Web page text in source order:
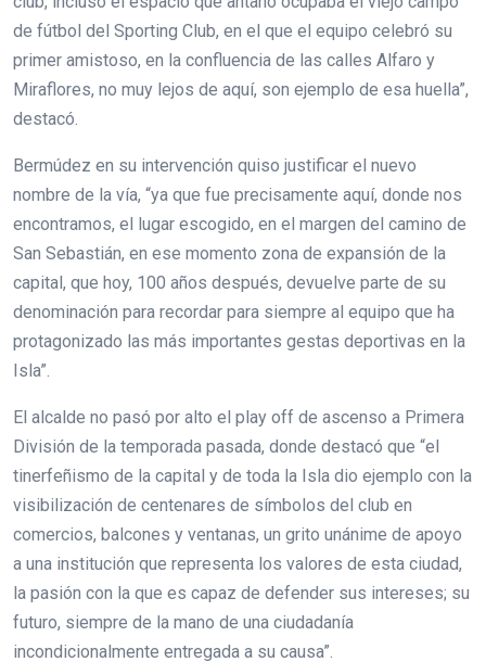
de fútbol del Sporting Club, en el que el equipo celebró su
primer amistoso, en la confluencia de las calles Alfaro y
Miraflores, no muy lejos de aquí, son ejemplo de esa huella”,
destacó.
Bermúdez en su intervención quiso justificar el nuevo
nombre de la vía, “ya que fue precisamente aquí, donde nos
encontramos, el lugar escogido, en el margen del camino de
San Sebastián, en ese momento zona de expansión de la
capital, que hoy, 100 años después, devuelve parte de su
denominación para recordar para siempre al equipo que ha
protagonizado las más importantes gestas deportivas en la
Isla”.
El alcalde no pasó por alto el play off de ascenso a Primera
División de la temporada pasada, donde destacó que “el
tinerfeñismo de la capital y de toda la Isla dio ejemplo con la
visibilización de centenares de símbolos del club en
comercios, balcones y ventanas, un grito unánime de apoyo
a una institución que representa los valores de esta ciudad,
la pasión con la que es capaz de defender sus intereses; su
futuro, siempre de la mano de una ciudadanía
incondicionalmente entregada a su causa”.